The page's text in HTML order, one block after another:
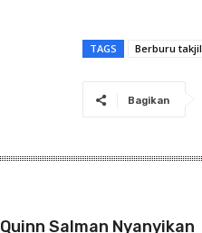
TAGS Berburu takjil
Bagikan
Salman Nyanyikan